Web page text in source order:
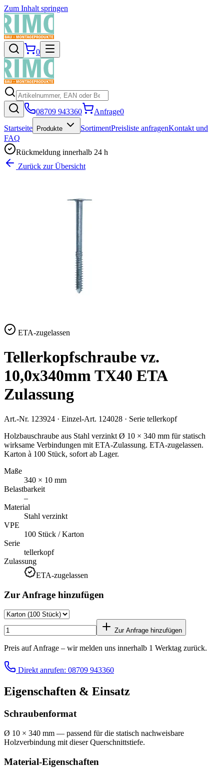
Zum Inhalt springen
0
08709 943360 Anfrage0
Startseite
Produkte SortimentPreisliste anfragenKontakt und
FAQ
Rückmeldung innerhalb 24 h
Zurück zur Übersicht
ETA-zugelassen
Tellerkopfschraube vz.
10,0x340mm TX40 ETA
Zulassung
Art.-Nr. 123924 · Einzel-Art. 124028 · Serie tellerkopf
Holzbauschraube aus Stahl verzinkt Ø 10 × 340 mm für statisch
wirksame Verbindungen mit ETA-Zulassung. ETA-zugelassen.
Karton à 100 Stück, sofort ab Lager.
Maße
340 × 10 mm
Belastbarkeit
–
Material
Stahl verzinkt
VPE
100 Stück / Karton
Serie
tellerkopf
Zulassung
ETA-zugelassen
Zur Anfrage hinzufügen
Zur Anfrage hinzufügen
Preis auf Anfrage – wir melden uns innerhalb 1 Werktag zurück.
Direkt anrufen: 08709 943360
Eigenschaften & Einsatz
Schraubenformat
Ø 10 × 340 mm — passend für die statisch nachweisbare
Holzverbindung mit dieser Querschnittstiefe.
Material-Eigenschaften